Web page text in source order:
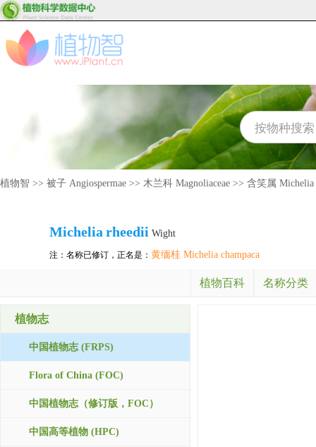
植物智 >> 被子 Angiospermae >> 木兰科 Magnoliaceae >> 含笑属 Michelia
Michelia rheedii Wight
注：名称已修订，正名是： 黄缅桂 Michelia champaca
植物百科 名称分类
植物志
中国植物志 (FRPS)
Flora of China (FOC)
中国植物志（修订版，FOC）
中国高等植物 (HPC)